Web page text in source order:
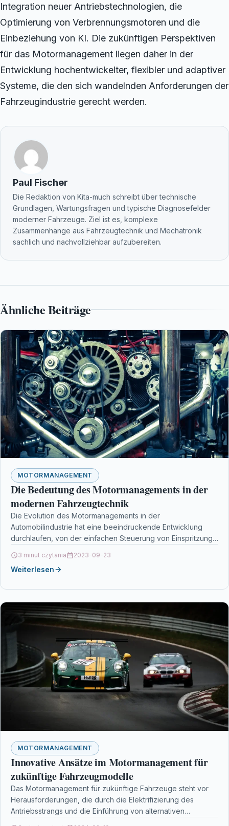
Integration neuer Antriebstechnologien, die
Optimierung von Verbrennungsmotoren und die
Einbeziehung von KI. Die zukünftigen Perspektiven
für das Motormanagement liegen daher in der
Entwicklung hochentwickelter, flexibler und adaptiver
Systeme, die den sich wandelnden Anforderungen der
Fahrzeugindustrie gerecht werden.
Paul Fischer
Die Redaktion von Kita-much schreibt über technische
Grundlagen, Wartungsfragen und typische Diagnosefelder
moderner Fahrzeuge. Ziel ist es, komplexe
Zusammenhänge aus Fahrzeugtechnik und Mechatronik
sachlich und nachvollziehbar aufzubereiten.
Ähnliche Beiträge
MOTORMANAGEMENT
Die Bedeutung des Motormanagements in der
modernen Fahrzeugtechnik
Die Evolution des Motormanagements in der
Automobilindustrie hat eine beeindruckende Entwicklung
durchlaufen, von der einfachen Steuerung von Einspritzung
3 minut czytania 2023-09-23
Weiterlesen
MOTORMANAGEMENT
Innovative Ansätze im Motormanagement für
zukünftige Fahrzeugmodelle
Das Motormanagement für zukünftige Fahrzeuge steht vor
Herausforderungen, die durch die Elektrifizierung des
Antriebsstrangs und die Einführung von alternativen